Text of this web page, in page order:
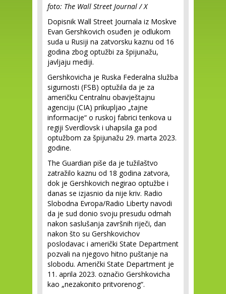
foto: The Wall Street Journal / X
Dopisnik Wall Street Journala iz Moskve
Evan Gershkovich osuđen je odlukom
suda u Rusiji na zatvorsku kaznu od 16
godina zbog optužbi za špijunažu,
javljaju mediji.
Gershkovicha je Ruska Federalna služba
sigurnosti (FSB) optužila da je za
američku Centralnu obavještajnu
agenciju (CIA) prikupljao „tajne
informacije“ o ruskoj fabrici tenkova u
regiji Sverdlovsk i uhapsila ga pod
optužbom za špijunažu 29. marta 2023.
godine.
The Guardian piše da je tužilaštvo
zatražilo kaznu od 18 godina zatvora,
dok je Gershkovich negirao optužbe i
danas se izjasnio da nije kriv. Radio
Slobodna Evropa/Radio Liberty navodi
da je sud donio svoju presudu odmah
nakon saslušanja završnih riječi, dan
nakon što su Gershkovichov
poslodavac i američki State Department
pozvali na njegovo hitno puštanje na
slobodu. Američki State Department je
11. aprila 2023. označio Gershkovicha
kao „nezakonito pritvorenog“.